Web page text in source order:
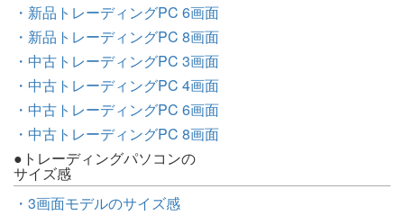
・新品トレーディングPC 6画面
・新品トレーディングPC 8画面
・中古トレーディングPC 3画面
・中古トレーディングPC 4画面
・中古トレーディングPC 6画面
・中古トレーディングPC 8画面
●トレーディングパソコンの
サイズ感
・3画面モデルのサイズ感